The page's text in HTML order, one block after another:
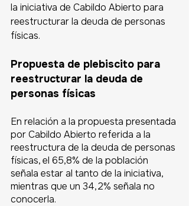
la iniciativa de Cabildo Abierto para
reestructurar la deuda de personas
físicas.
Propuesta de plebiscito para
reestructurar la deuda de
personas físicas
En relación a la propuesta presentada
por Cabildo Abierto referida a la
reestructura de la deuda de personas
físicas, el 65,8% de la población
señala estar al tanto de la iniciativa,
mientras que un 34,2% señala no
conocerla.